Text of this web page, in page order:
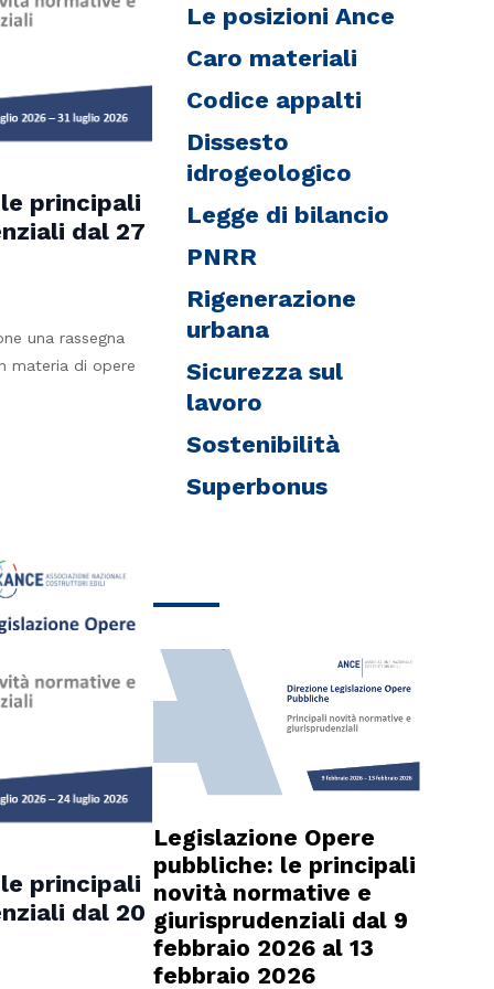
principali
dal 27
una rassegna
materia di opere
principali
dal 20
Le posizioni Ance
Caro materiali
Codice appalti
Dissesto
idrogeologico
Legge di bilancio
PNRR
Rigenerazione
urbana
Sicurezza sul
lavoro
Sostenibilità
Superbonus
Legislazione Opere
pubbliche: le principali
novità normative e
giurisprudenziali dal 9
febbraio 2026 al 13
febbraio 2026